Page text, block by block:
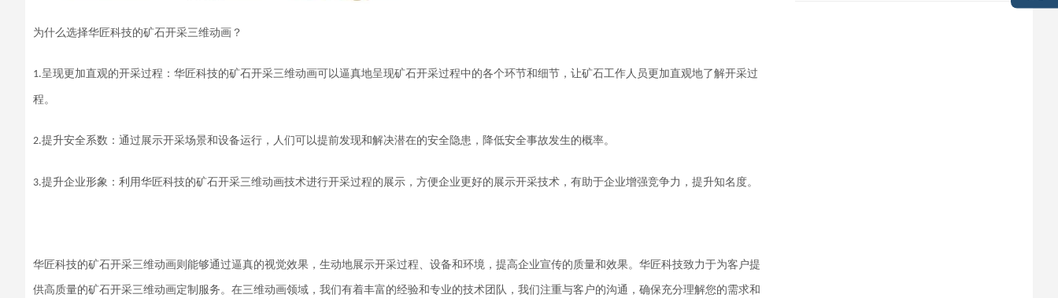
为什么选择华匠科技的矿石开采三维动画 ？
1.呈现更加直观的开采过程： 华匠科技的矿石开采三维动画可以逼真地呈现矿石开采过程中的各个环节和细节，让矿石工作人员更加直观地了解开采过
程。
2.提升安全系数：通过展示开采场景和设备运行， 人们可以提前发现和解决潜在的安全隐患，降低安全事故发生的概率。
3.提升企业形象 ：利用华匠科技的矿石开采三维动画技术进行开采过程的展示 ， 方便企业更好的展示开采技术，有助于企业增强竞争力，提升知名度。
华匠科技的矿石开采三维动画则能够通过逼真的视觉效果，生动地展示开采过程、设备和环境，提高企业宣传的质量和效果。 华匠科技致力于为客户提
供高质量的矿石开采三维动画定制服务。在三维动画领域，我们有着丰富的经验和专业的技术团队 ， 我们注重与客户的沟通，确保充分理解您的需求和